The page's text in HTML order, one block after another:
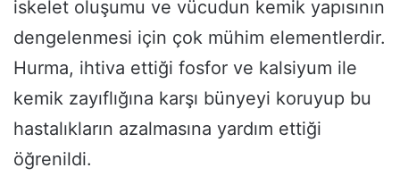
iskelet oluşumu ve vücudun kemik yapısının
dengelenmesi için çok mühim elementlerdir.
Hurma, ihtiva ettiği fosfor ve kalsiyum ile
kemik zayıflığına karşı bünyeyi koruyup bu
hastalıkların azalmasına yardım ettiği
öğrenildi.